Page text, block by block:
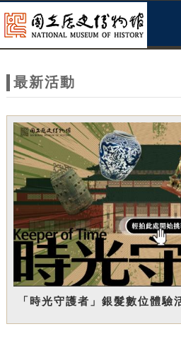
網
站
主
題
最新活動
「時光守護者」銀髮數位體驗